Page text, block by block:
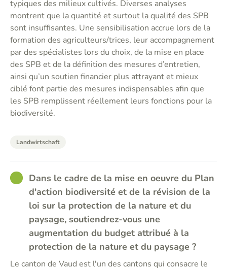
typiques des milieux cultivés. Diverses analyses
montrent que la quantité et surtout la qualité des SPB
sont insuffisantes. Une sensibilisation accrue lors de la
formation des agriculteurs/trices, leur accompagnement
par des spécialistes lors du choix, de la mise en place
des SPB et de la définition des mesures d’entretien,
ainsi qu’un soutien financier plus attrayant et mieux
ciblé font partie des mesures indispensables afin que
les SPB remplissent réellement leurs fonctions pour la
biodiversité.
Landwirtschaft
GOODDans le cadre de la mise en oeuvre du Plan
d'action biodiversité et de la révision de la
loi sur la protection de la nature et du
paysage, soutiendrez-vous une
augmentation du budget attribué à la
protection de la nature et du paysage ?
Le canton de Vaud est l'un des cantons qui consacre le